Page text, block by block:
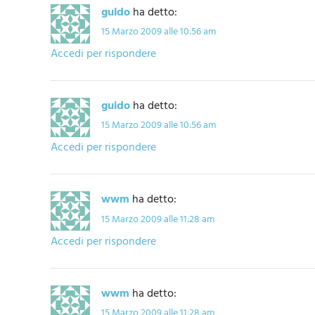
guidoha detto:
15 Marzo 2009 alle 10:56 am
Accedi per rispondere
guidoha detto:
15 Marzo 2009 alle 10:56 am
Accedi per rispondere
wwm ha detto:
15 Marzo 2009 alle 11:28 am
Accedi per rispondere
wwm ha detto: